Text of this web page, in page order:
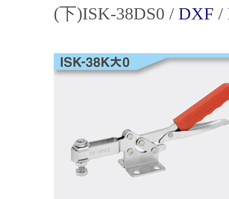
(下)ISK-38DS0 / DXF /